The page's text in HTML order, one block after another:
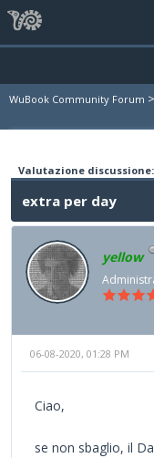
WuBook Community Forum >
Valutazione discussione:
extra per day
yellow
06-08-2020, 01:28 PM
Ciao,
se non sbaglio, il